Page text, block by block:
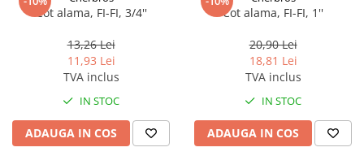
Bideuri suspendate
Piedestale
Rezervoare wc
Rezervore incastrate
Clapete de actionare
Cot alama, FI-FI, 3/4''
13,26 Lei
11,93 Lei
TVA inclus
IN STOC
ADAUGA IN COS
Cot alama, FI-FI, 1''
20,90 Lei
18,81 Lei
TVA inclus
IN STOC
ADAUGA IN COS